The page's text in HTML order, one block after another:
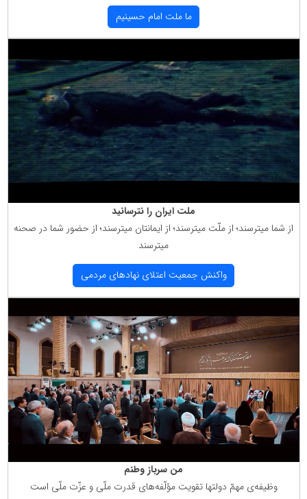
ما ملت امام حسینیم
ملت ایران را نترسانید
از شما میترسند؛ از ملّت میترسند؛ از ایمانتان میترسند؛ از حضور شما در صحنه
میترسند
واكنش جمعیت اعتلای نهادهای مردمی
من سرباز وطنم
وظیفه‌ی مهمّ دولتها تقویت مؤلّفه‌های قدرت ملّی و عزّت ملّی است